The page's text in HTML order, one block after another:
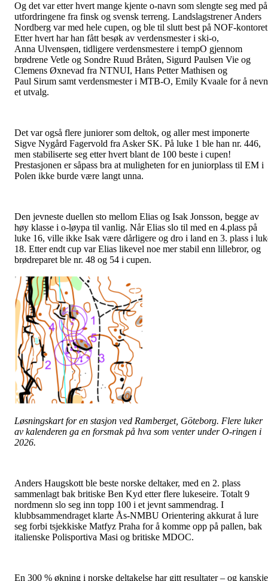
Og det var etter hvert mange kjente o-navn som slengte seg med på
utfordringene fra finsk og svensk terreng. Landslagstrener Anders
Nordberg var med hele cupen, og ble til slutt best på NOF-
Etter hvert har han fått besøk av verdensmester i ski-o,
Anna Ulvensøen, tidligere verdensmestere i tempO gjennom
brødrene Vetle og Sondre Ruud Bråten, Sigurd Paulsen Vie og
Clemens Øxnevad fra NTNUI, Hans Petter Mathisen og
Paul Sirum samt verdensmester i MTB-O, Emily Kvaale for å
et utvalg.
Det var også flere juniorer som deltok, og aller mest imponerte
Sigve Nygård Fagervold fra Asker SK. På luke 1 ble han nr. 446,
men stabiliserte seg etter hvert blant de 100 beste i cupen!
Prestasjonen er såpass bra at muligheten for en juniorplass til EM i
Polen ikke burde være langt unna.
Den jevneste duellen sto mellom Elias og Isak Jonsson, begge av
høy klasse i o-løypa til vanlig. Når Elias slo til med en 4.plass på
luke 16, ville ikke Isak være dårligere og dro i land en 3. plass i
18. Etter endt cup var Elias likevel noe mer stabil enn lillebror, og
brødreparet ble nr. 48 og 54 i cupen.
Løsningskart for en stasjon ved Ramberget, Göteborg. Flere luker
av kalenderen ga en forsmak på hva som venter under O-ringen i
2026.
Anders Haugskott ble beste norske deltaker, med en 2. plass
sammenlagt bak britiske Ben Kyd etter flere lukeseire. Totalt 9
nordmenn slo seg inn topp 100 i et jevnt sammendrag. I
klubbsammendraget klarte Ås-NMBU Orientering akkurat å lure
seg forbi tsjekkiske Matfyz Praha for å komme opp på pallen, bak
italienske Polisportiva Masi og britiske MDOC.
En 300 % økning i norske deltakelse har gitt resultater – og kanskje